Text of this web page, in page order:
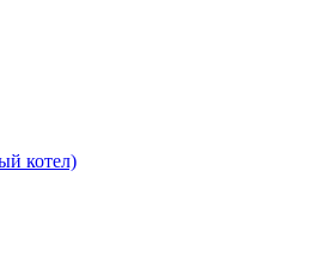
котел)